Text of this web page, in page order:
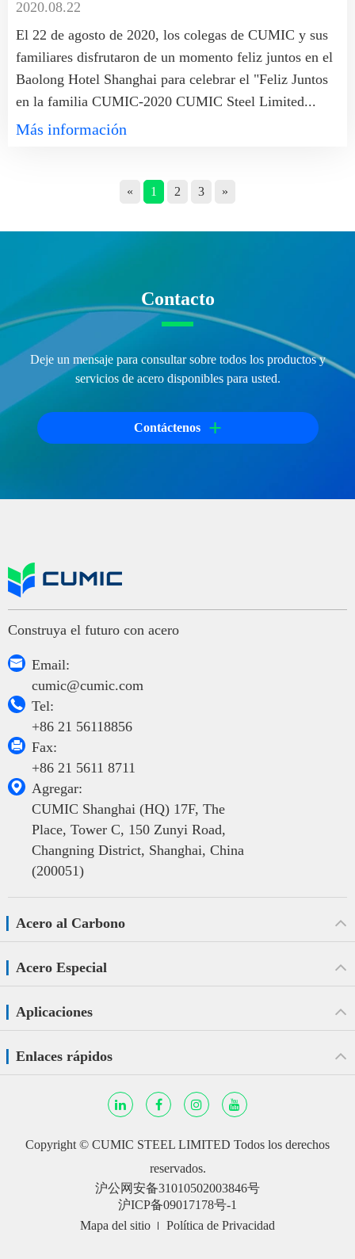
2020.08.22
El 22 de agosto de 2020, los colegas de CUMIC y sus
familiares disfrutaron de un momento feliz juntos en el
Baolong Hotel Shanghai para celebrar el "Feliz Juntos
en la familia CUMIC-2020 CUMIC Steel Limited...
Más información
« 1 2 3 »
Contacto
Deje un mensaje para consultar sobre todos los productos y
servicios de acero disponibles para usted.
Contáctenos +
Construya el futuro con acero

Email:
cumic@cumic.com

Tel:
+86 21 56118856

Fax:
+86 21 5611 8711

Agregar:
CUMIC Shanghai (HQ) 17F, The
Place, Tower C, 150 Zunyi Road,
Changning District, Shanghai, China
(200051)
Acero al Carbono
Acero Especial
Aplicaciones
Enlaces rápidos
Copyright © CUMIC STEEL LIMITED Todos los derechos
reservados.
沪公网安备31010502003846号
沪ICP备09017178号-1
Mapa del sitio
Política de Privacidad